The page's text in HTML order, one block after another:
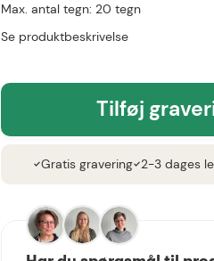
Max. antal tegn: 20 tegn
Se produktbeskrivelse
tilføj
checkGratis graveringcheck2-3 dages